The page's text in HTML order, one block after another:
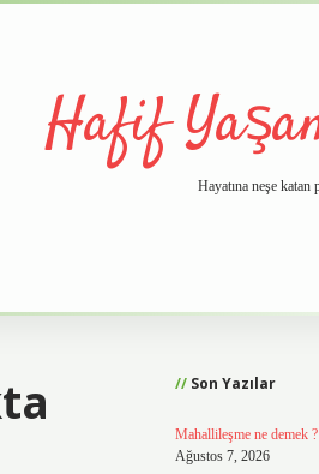
Hafif
Hayatına neşe
Son Yazılar
Mahallileşme ne demek ?
Ağustos 7, 2026